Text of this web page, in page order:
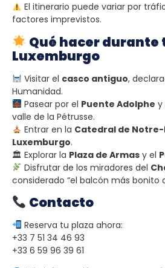
El itinerario puede variar por
factores imprevistos.
Qué hacer durante
Luxemburgo
Visitar el casco antiguo,
Humanidad.
Pasear por el Puente Adolphe y
valle de la Pétrusse.
Entrar en la Catedral de Notre-
Luxemburgo.
🏛 Explorar la Plaza de Armas y el
Disfrutar de los miradores del
considerado “el balcón más bonito
Contacto
Reserva tu plaza ahora:
+33 7 51 34 46 93
+33 6 59 96 39 61